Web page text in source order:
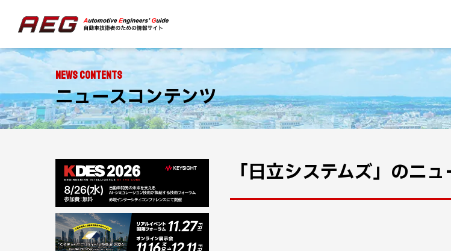
NEWS CONTENTS
ニュースコンテンツ
「日立システムズ」のニ